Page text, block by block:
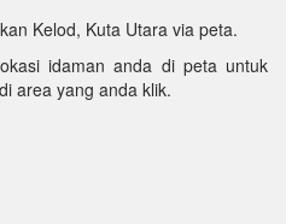
Kelod, Kuta Utara via peta.
idaman anda di peta untuk
area yang anda klik.